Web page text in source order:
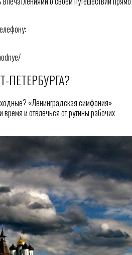
«Ленинградская симфония»
и отвлечься от рутины рабочих